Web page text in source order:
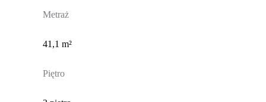
Metraż
41,1 m²
Piętro